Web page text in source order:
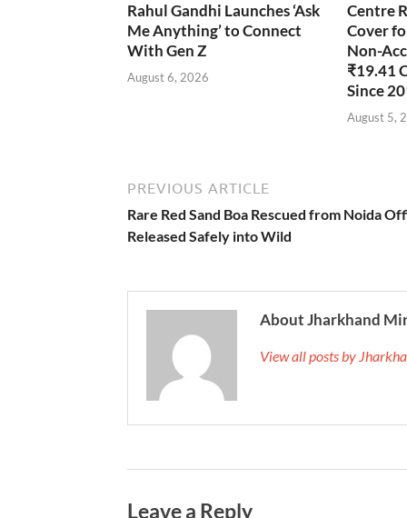
Rahul Gandhi Launches ‘Ask
Me Anything’ to Connect
With Gen Z
August 6, 2026
Centre
Cover
Non-
₹19.41
Since
August 5,
PREVIOUS ARTICLE
Rare Red Sand Boa Rescued from Noida
Released Safely into Wild
About Jharkhand
View all posts by
Leave a Reply